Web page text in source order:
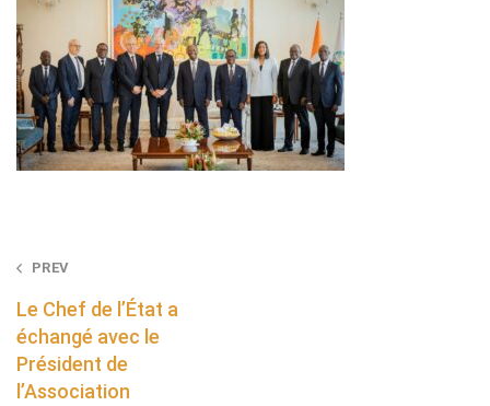
Post
navigation
PREV
Le Chef de l’État a
échangé avec le
Président de
l’Association